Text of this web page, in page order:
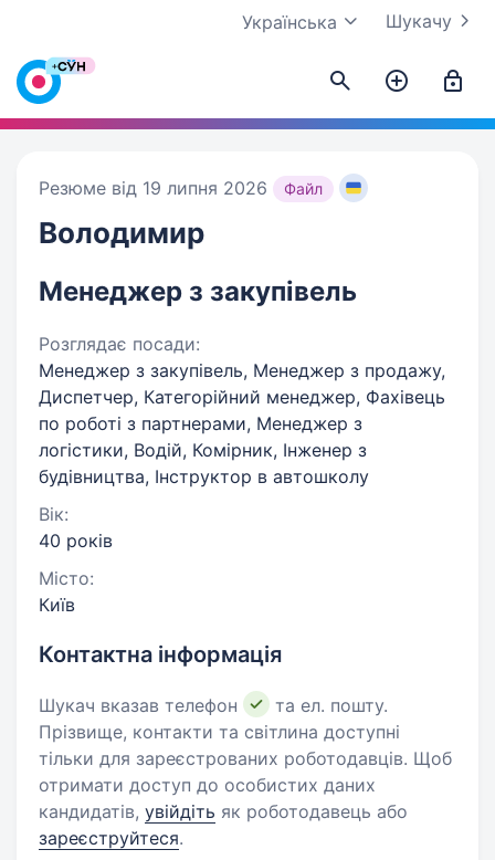
Шукачу
Українська
Резюме від 19 липня 2026 Файл
Володимир
Менеджер з закупівель
Розглядає посади:
Менеджер з закупівель, Менеджер з продажу,
Диспетчер, Категорійний менеджер, Фахівець
по роботі з партнерами, Менеджер з
логістики, Водій, Комірник, Інженер з
будівництва, Інструктор в автошколу
Вік:
40 років
Місто:
Київ
Контактна інформація
Шукач вказав телефон
та ел. пошту.
Прізвище, контакти та світлина доступні
тільки для зареєстрованих роботодавців. Щоб
отримати доступ до особистих даних
кандидатів, увійдіть як роботодавець або
зареєструйтеся.